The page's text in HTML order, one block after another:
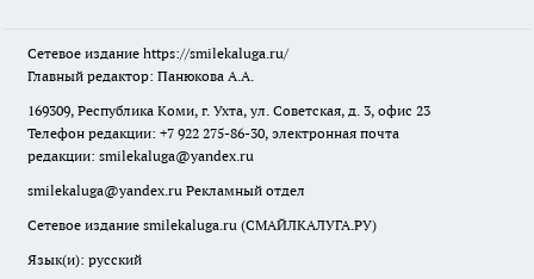
Сетевое издание https://smilekaluga.ru/
Главный редактор: Панюкова А.А.
169309, Республика Коми, г. Ухта, ул. Советская, д. 3, офис 23
Телефон редакции: +7 922 275-86-30, электронная почта
редакции: smilekaluga@yandex.ru
smilekaluga@yandex.ru Рекламный отдел
Сетевое издание smilekaluga.ru (СМАЙЛКАЛУГА.РУ)
Язык(и): русский